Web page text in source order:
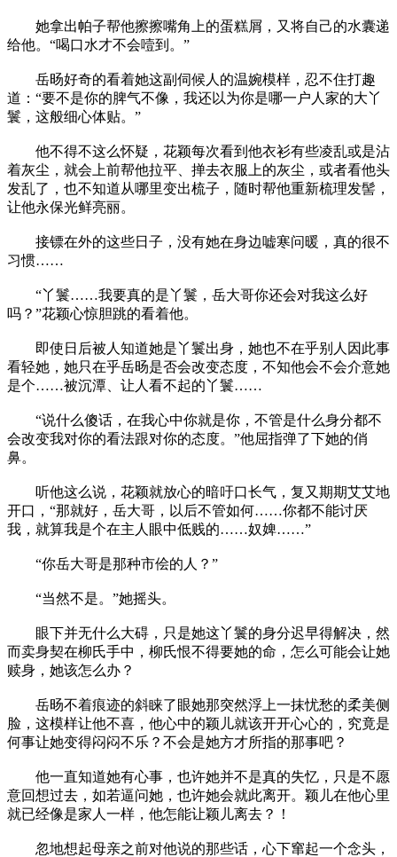
她拿出帕子帮他擦擦嘴角上的蛋糕屑，又将自己的水囊递
给他。“喝口水才不会噎到。”
岳旸好奇的看着她这副伺候人的温婉模样，忍不住打趣
道：“要不是你的脾气不像，我还以为你是哪一户人家的大丫
鬟，这般细心体贴。”
他不得不这么怀疑，花颖每次看到他衣衫有些凌乱或是沾
着灰尘，就会上前帮他拉平、掸去衣服上的灰尘，或者看他头
发乱了，也不知道从哪里变出梳子，随时帮他重新梳理发髻，
让他永保光鲜亮丽。
接镖在外的这些日子，没有她在身边嘘寒问暖，真的很不
习惯……
“丫鬟……我要真的是丫鬟，岳大哥你还会对我这么好
吗？”花颖心惊胆跳的看着他。
即使日后被人知道她是丫鬟出身，她也不在乎别人因此事
看轻她，她只在乎岳旸是否会改变态度，不知他会不会介意她
是个……被沉潭、让人看不起的丫鬟……
“说什么傻话，在我心中你就是你，不管是什么身分都不
会改变我对你的看法跟对你的态度。”他屈指弹了下她的俏
鼻。
听他这么说，花颖就放心的暗吁口长气，复又期期艾艾地
开口，“那就好，岳大哥，以后不管如何……你都不能讨厌
我，就算我是个在主人眼中低贱的……奴婢……”
“你岳大哥是那种市侩的人？”
“当然不是。”她摇头。
眼下并无什么大碍，只是她这丫鬟的身分迟早得解决，然
而卖身契在柳氏手中，柳氏恨不得要她的命，怎么可能会让她
赎身，她该怎么办？
岳旸不着痕迹的斜睐了眼她那突然浮上一抹忧愁的柔美侧
脸，这模样让他不喜，他心中的颖儿就该开开心心的，究竟是
何事让她变得闷闷不乐？不会是她方才所指的那事吧？
他一直知道她有心事，也许她并不是真的失忆，只是不愿
意回想过去，如若逼问她，也许她会就此离开。颖儿在他心里
就已经像是家人一样，他怎能让颖儿离去？！
忽地想起母亲之前对他说的那些话，心下窜起一个念头，